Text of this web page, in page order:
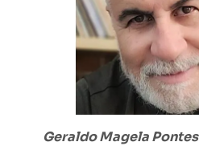
Geraldo Magela Pontes